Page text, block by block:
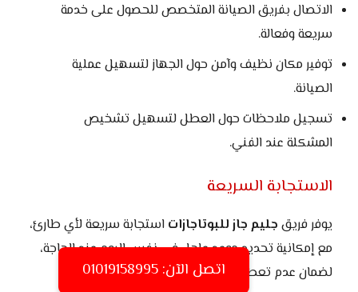
الاتصال بفريق الصيانة المتخصص للحصول على خدمة
سريعة وفعالة.
توفير مكان نظيف وآمن حول الجهاز لتسهيل عملية
الصيانة.
تسجيل ملاحظات حول العطل لتسهيل تشخيص
المشكلة عند الفني.
الاستجابة السريعة
يوفر فريق جليم جاز للبوتاجازات استجابة سريعة لأي طارئ،
مع إمكانية تحديد موعد عاجل في نفس اليوم عند الحاجة،
لضمان عدم تعطيل استخدام الجهاز.
اتصل الآن: 01019158995